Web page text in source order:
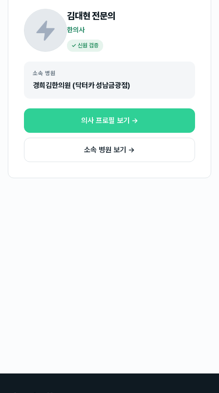
김대현전문의
한의사
✓ 신원 검증
소속 병원
경희김한의원 (닥터카 성남금광점)
의사 프로필 보기 →
소속 병원 보기 →